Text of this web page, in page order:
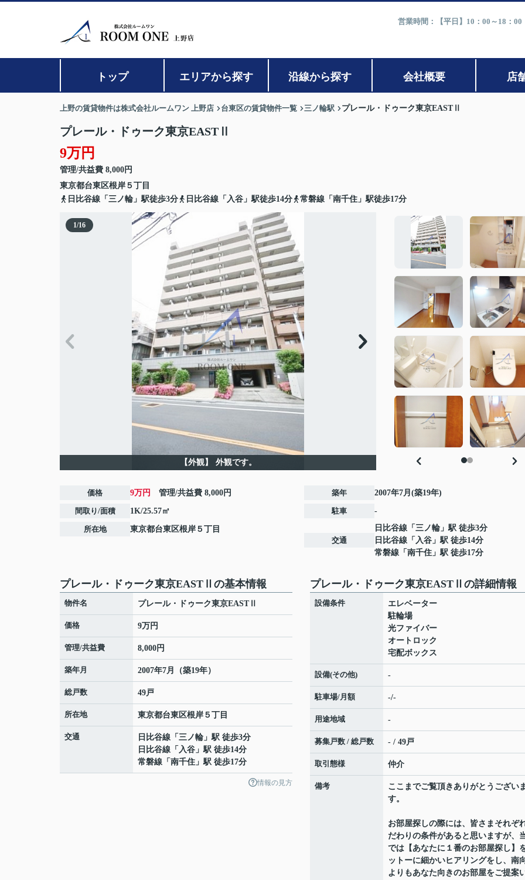
営業時間：【平日】10：00～18：
トップ エリアから探す 沿線から探す 会社概要 店
上野の賃貸物件は株式会社ルームワン 上野店 台東区の賃貸物件一覧 三ノ輪駅 プレール・ドゥーク東京EASTⅡ
プレール・ドゥーク東京EASTⅡ
9万円
管理/共益費 8,000円
東京都台東区根岸 ５丁目
日比谷線「三ノ輪」駅徒歩3分
日比谷線「入谷」駅徒歩14分 常磐線「南千住」駅徒歩17分
1/16
【外観】 外観です。
価格 9万円 管理/共益費 8,000円
間取り/面積 1K/25.57㎡
所在地 東京都台東区根岸 ５丁目
築年 2007年7月(築19年)
駐車 -
交通
日比谷線 「 三ノ輪 」駅 徒歩3分
日比谷線 「 入谷 」駅 徒歩14分
常磐線 「 南千住 」駅 徒歩17分
プレール・ドゥーク東京EASTⅡの基本情報
物件名 プレール・ドゥーク東京EASTⅡ
価格 9万円
管理/共益費 8,000円
築年月 2007年7月（築19年）
総戸数 49戸
所在地 東京都台東区根岸 ５丁目
交通 日比谷線 「 三ノ輪 」駅 徒歩3分
日比谷線 「 入谷 」駅 徒歩14分
常磐線 「 南千住 」駅 徒歩17分
情報の見方
プレール・ドゥーク東京EASTⅡの詳細情報
設備条件
エレベーター
駐輪場
光ファイバー
オートロック
宅配ボックス
設備(その他) -
駐車場/月額 -/-
用途地域 -
募集戸数 / 総戸数 - / 49戸
取引態様 仲介
備考
ここまでご覧頂きありがとうござい
す。
お部屋探しの際には、皆さまそれぞ
だわりの条件があると思いますが、
では【あなたに１番のお部屋探し】
ットーに細かいヒアリングをし、南
よりもあなた向きのお部屋をご提案